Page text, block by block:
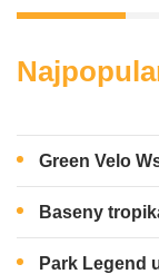
Green Velo
Baseny
Park Legend